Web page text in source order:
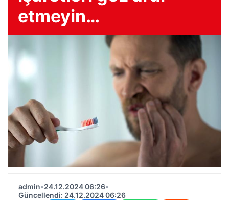
etmeyin…
admin•24.12.2024 06:26•
Güncellendi: 24.12.2024 06:26